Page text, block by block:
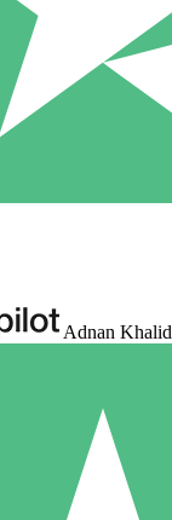
Adnan Khalid